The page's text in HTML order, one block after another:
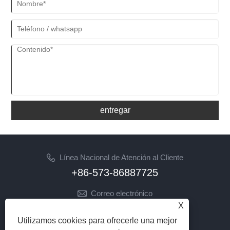
entregar
Línea Nacional de Atención al Cliente
+86-573-86887725
Correo electrónico
SÍGANOS
X
Utilizamos cookies para ofrecerle una mejor